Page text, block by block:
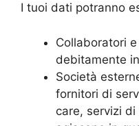
I tuoi dati potranno
Collaboratori
debitamente
Società
fornitori di
care, servizi